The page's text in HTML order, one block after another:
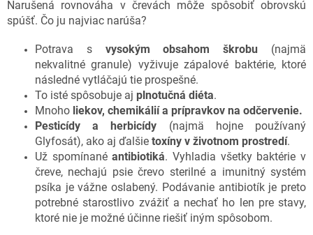
Narušená rovnováha v črevách môže spôsobiť obrovskú
spúšť. Čo ju najviac narúša?
Potrava s vysokým obsahom škrobu (najmä
nekvalitné granule) vyživuje zápalové baktérie, ktoré
následné vytláčajú tie prospešné.
To isté spôsobuje aj plnotučná diéta.
Mnoho liekov, chemikálií a prípravkov na odčervenie.
Pesticídy a herbicídy (najmä hojne používaný
Glyfosát), ako aj ďalšie toxíny v životnom prostredí.
Už spomínanéantibiotiká. Vyhladia všetky baktérie v
čreve, nechajú psie črevo sterilné a imunitný systém
psíka je vážne oslabený. Podávanie antibiotík je preto
potrebné starostlivo zvážiť a nechať ho len pre stavy,
ktoré nie je možné účinne riešiť iným spôsobom.